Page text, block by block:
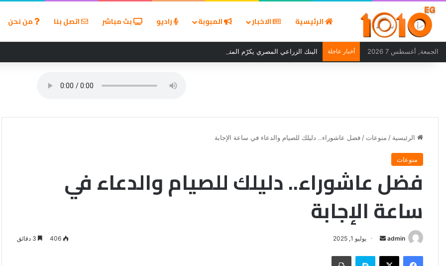
الرئيسية الاخبار المبوبة راديو بث مباشر اتصل بنا من نحن
الجمعة, أغسطس 7 2026 أخبار عاجلة البنك الزراعي المصري يكرّم المتميزين في مسابقة القروض الشخصية بعد نتائج قوية بالربع الأول من 2026
الرئيسية / منوعات / فضل عاشوراء.. دليلك للصيام والدعاء في ساعة الإجابة
منوعات
فضل عاشوراء.. دليلك للصيام والدعاء في
ساعة الإجابة
admin
أرسل
إلكترونيا
يوليو 1, 2025 406
فيسبوك ‫X سكايب طباعة